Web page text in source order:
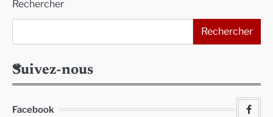
publications
Rechercher
Rechercher
Suivez-nous
Facebook